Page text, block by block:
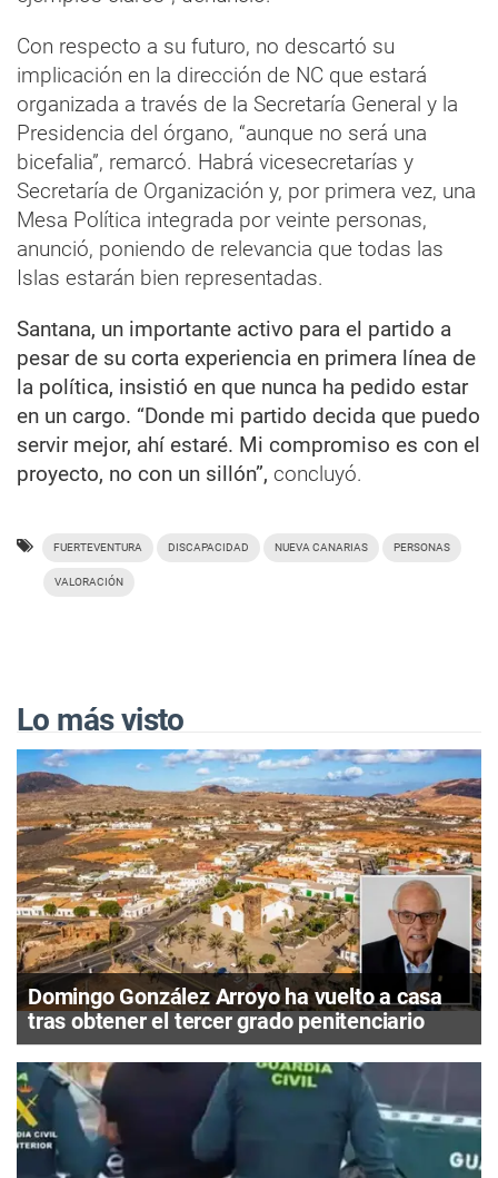
Con respecto a su futuro, no descartó su
implicación en la dirección de NC que estará
organizada a través de la Secretaría General y la
Presidencia del órgano, “aunque no será una
bicefalia”, remarcó. Habrá vicesecretarías y
Secretaría de Organización y, por primera vez, una
Mesa Política integrada por veinte personas,
anunció, poniendo de relevancia que todas las
Islas estarán bien representadas.
Santana, un importante activo para el partido a
pesar de su corta experiencia en primera línea de
la política, insistió en que nunca ha pedido estar
en un cargo. “Donde mi partido decida que puedo
servir mejor, ahí estaré. Mi compromiso es con el
proyecto, no con un sillón”, concluyó.
FUERTEVENTURA DISCAPACIDAD NUEVA CANARIAS PERSONAS
VALORACIÓN
Lo más visto
Domingo González Arroyo ha vuelto a casa
tras obtener el tercer grado penitenciario